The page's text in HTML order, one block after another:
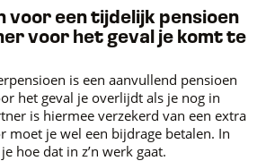
voor een tijdelijk pensioen
voor het geval je komt te
is een aanvullend pensioen
het geval je overlijdt als je nog in
is hiermee verzekerd van een extra
moet je wel een bijdrage betalen. In
hoe dat in z’n werk gaat.